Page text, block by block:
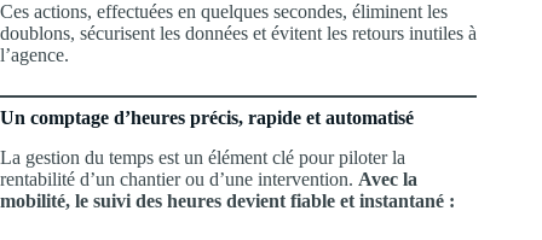
Ces actions, effectuées en quelques secondes, éliminent les
doublons, sécurisent les données et évitent les retours inutiles à
l’agence.
Un comptage d’heures précis, rapide et automatisé
La gestion du temps est un élément clé pour piloter la
rentabilité d’un chantier ou d’une intervention. Avec la
mobilité, le suivi des heures devient fiable et instantané :